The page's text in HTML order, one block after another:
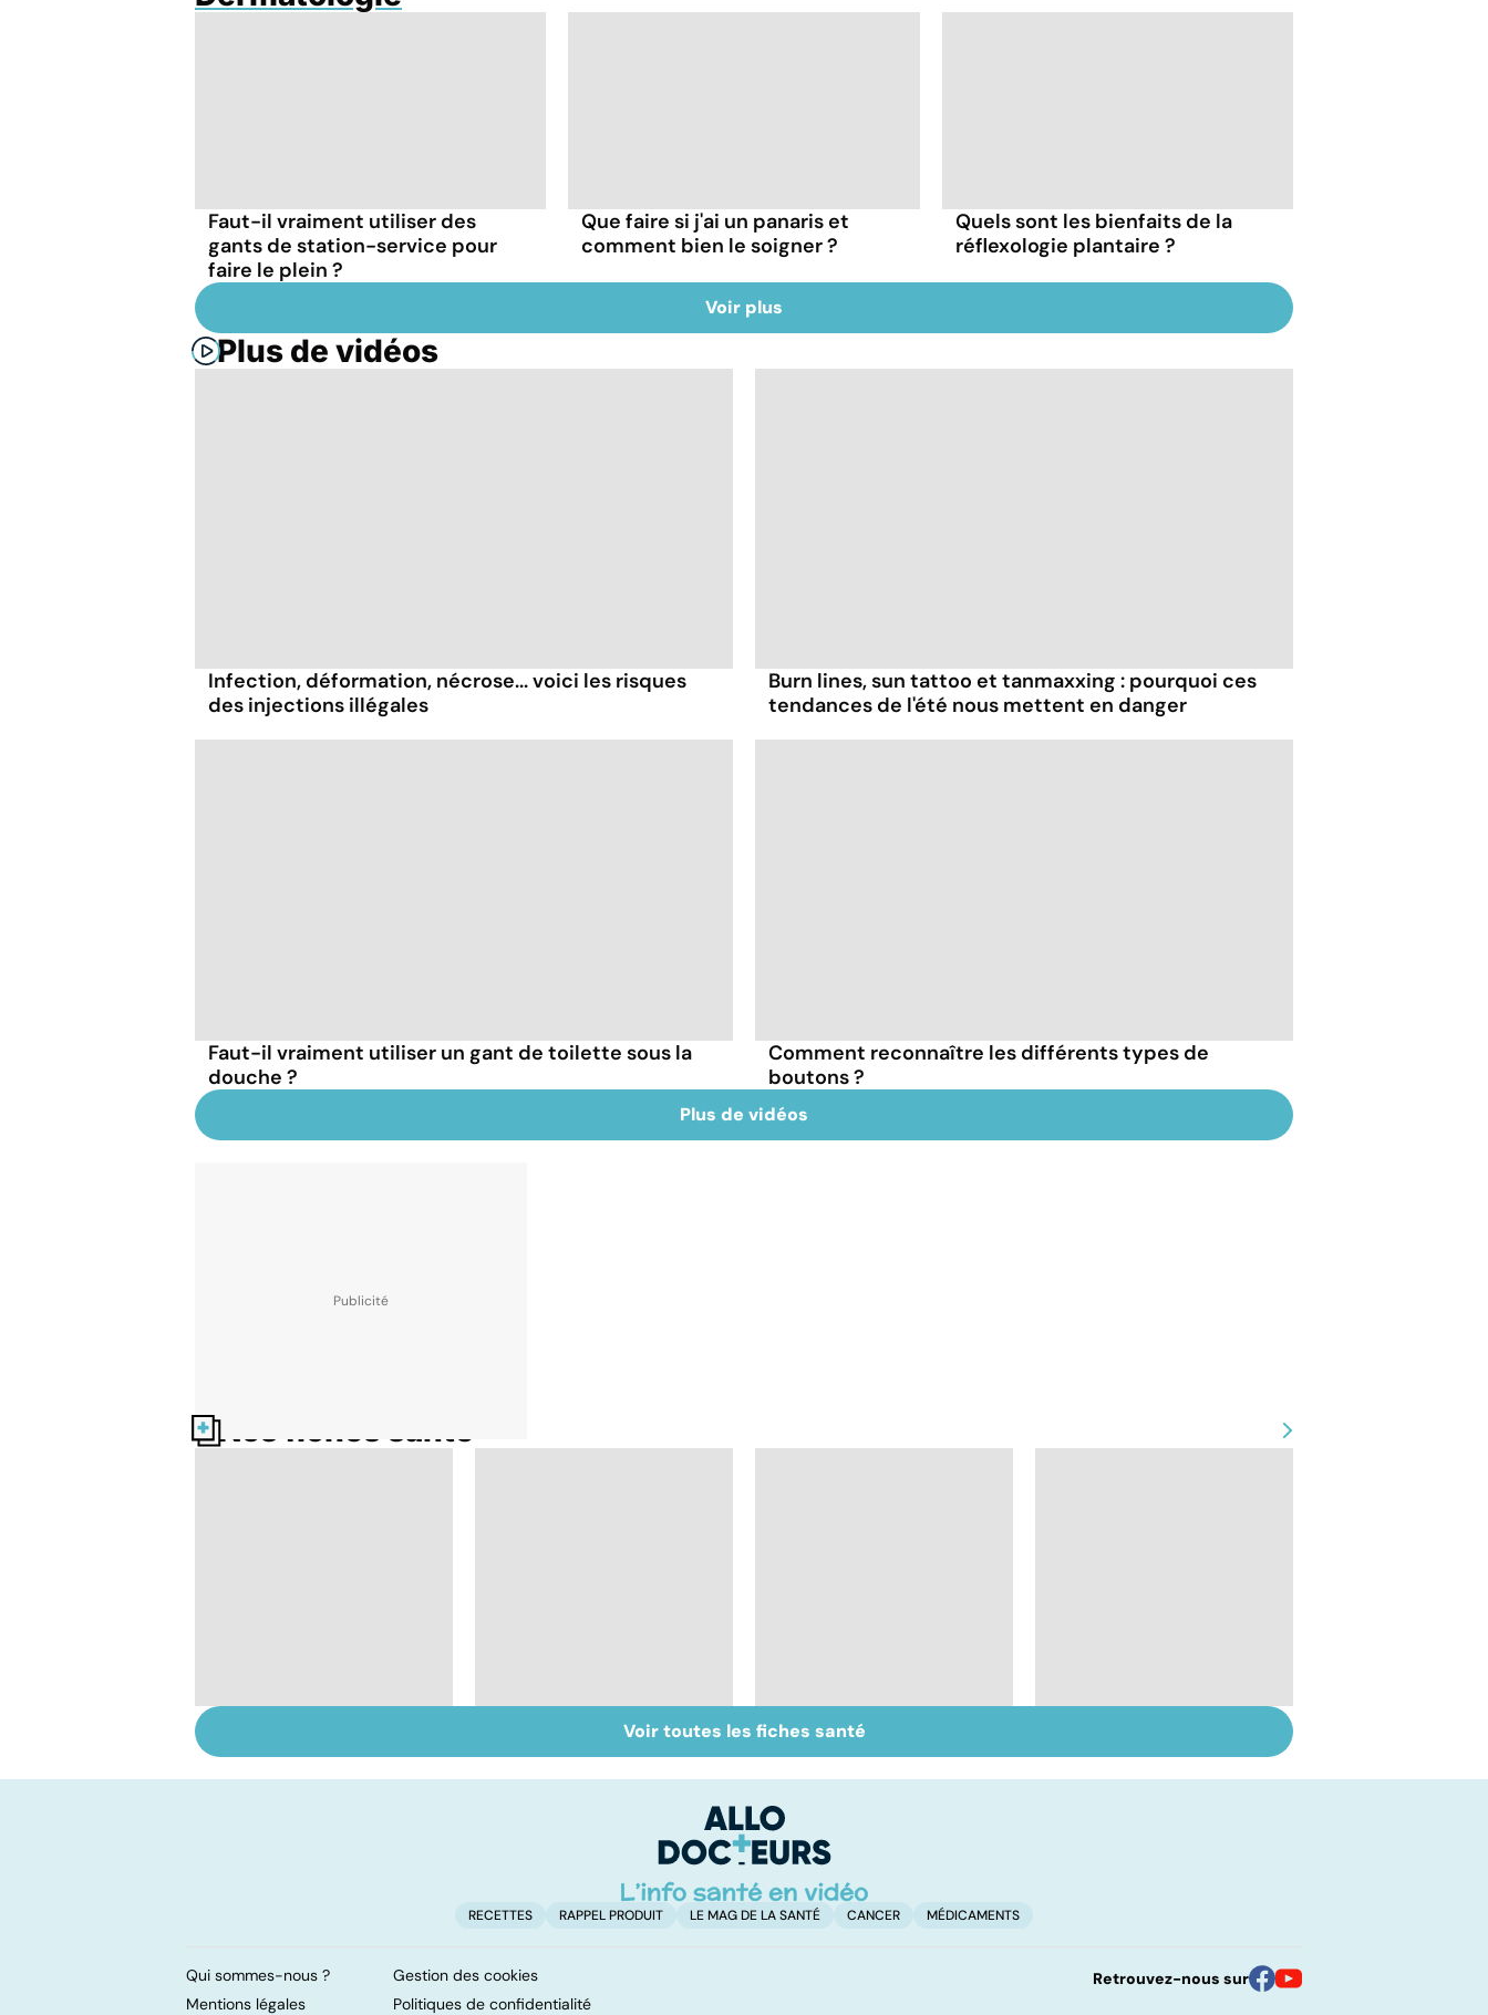
Faut-il vraiment utiliser des
gants de station-service pour
faire le plein ?
Que faire si j'ai un panaris et
comment bien le soigner ?
Quels sont les bienfaits de la
réflexologie plantaire ?
Voir plus
Plus de vidéos
Infection, déformation, nécrose... voici les risques
des injections illégales
Burn lines, sun tattoo et tanmaxxing : pourquoi ces
tendances de l'été nous mettent en danger
Faut-il vraiment utiliser un gant de toilette sous la
douche ?
Comment reconnaître les différents types de
boutons ?
Plus de vidéos
Nos fiches santé
vitiligo
démangeaisons : au
Nécrose : quand les
tissus meurent
une hypersensibilité
Voir toutes les fiches santé
RECETTES RAPPEL PRODUIT LE MAG DE LA SANTÉ CANCER MÉDICAMENTS
Qui sommes-nous ?
Gestion des cookies
Mentions légales
Politiques de confidentialité
Retrouvez-nous sur